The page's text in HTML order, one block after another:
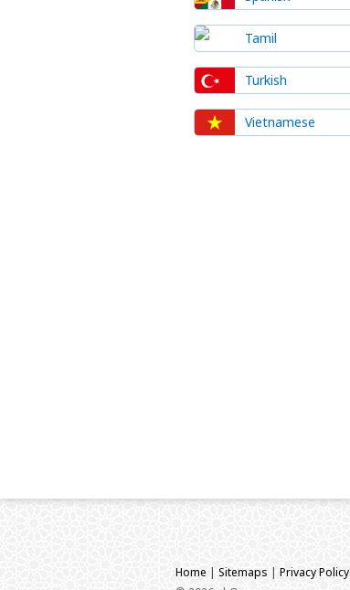
Tamil
Turkish
Vietnamese
Home | Sitemaps | Privacy Policy